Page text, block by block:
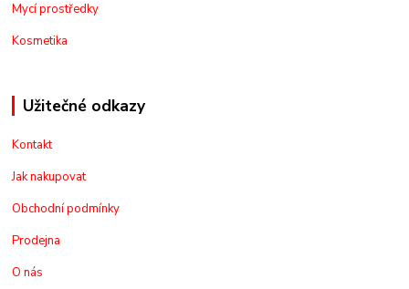
Mycí prostředky
Kosmetika
Užitečné odkazy
Kontakt
Jak nakupovat
Obchodní podmínky
Prodejna
O nás